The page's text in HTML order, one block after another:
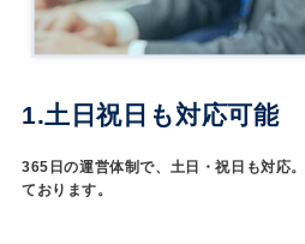
1.土日祝日も対応可能
365日の運営体制で、土日・祝日も対応
ております。